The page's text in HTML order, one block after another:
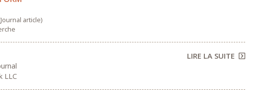
article)
LLC
LIRE LA SUITE